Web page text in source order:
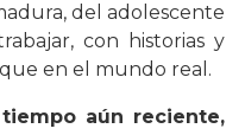
del adolescente
con historias y
que en el mundo real.
aún reciente,